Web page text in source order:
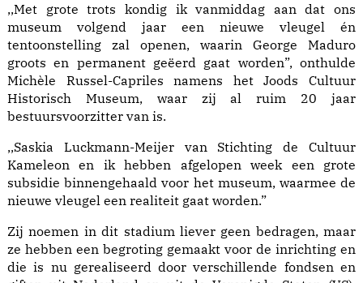
,,Met grote trots kondig ik vanmiddag aan dat ons
museum volgend jaar een nieuwe vleugel én
tentoonstelling zal openen, waarin George Maduro
groots en permanent geëerd gaat worden”, onthulde
Michèle Russel-Capriles namens het Joods Cultuur
Historisch Museum, waar zij al ruim 20 jaar
bestuursvoorzitter van is.
,,Saskia Luckmann-Meijer van Stichting de Cultuur
Kameleon en ik hebben afgelopen week een grote
subsidie binnengehaald voor het museum, waarmee de
nieuwe vleugel een realiteit gaat worden.”
Zij noemen in dit stadium liever geen bedragen, maar
ze hebben een begroting gemaakt voor de inrichting en
die is nu gerealiseerd door verschillende fondsen en